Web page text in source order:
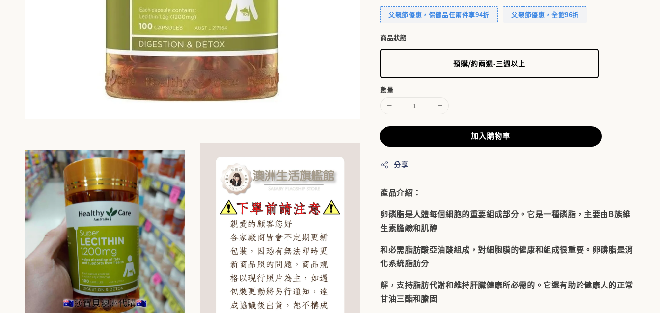
父親節優惠，保健品任兩件享94折 父親節優惠，全館96折
商品狀態
預購/約兩週-三週以上
數量
加入購物車
分享
產品介紹：
卵磷脂是人體每個細胞的重要組成部分。它是一種磷脂，主要由B族維
生素膽鹼和肌醇
和必需脂肪酸亞油酸組成，對細胞膜的健康和組成很重要。卵磷脂是消
化系統脂肪分
解，支持脂肪代謝和維持肝臟健康所必需的。它還有助於健康人的正常
甘油三酯和膽固